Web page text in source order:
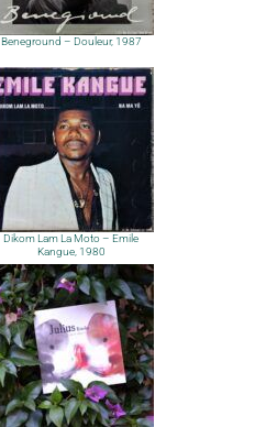
Beneground – Douleur, 1987
Dikom Lam La Moto – Emile
Kangue, 1980